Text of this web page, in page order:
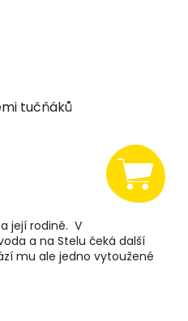
tučňáků
její rodině. V
a na Stelu čeká další
mu ale jedno vytoužené